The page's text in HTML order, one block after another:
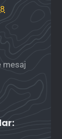
mesaj